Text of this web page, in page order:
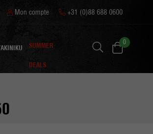
+31 (0)88 688 0600
Mon compte
SUMMER
DEALS
0